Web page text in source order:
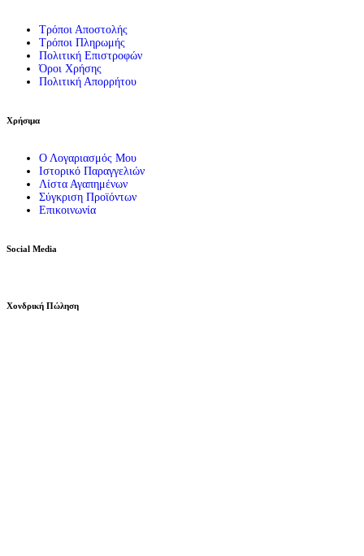
Τρόποι Αποστολής
Τρόποι Πληρωμής
Πολιτική Επιστροφών
Όροι Χρήσης
Πολιτική Απορρήτου
Χρήσιμα
Ο Λογαριασμός Μου
Ιστορικό Παραγγελιών
Λίστα Αγαπημένων
Σύγκριση Προϊόντων
Επικοινωνία
Social Media
Χονδρική Πώληση